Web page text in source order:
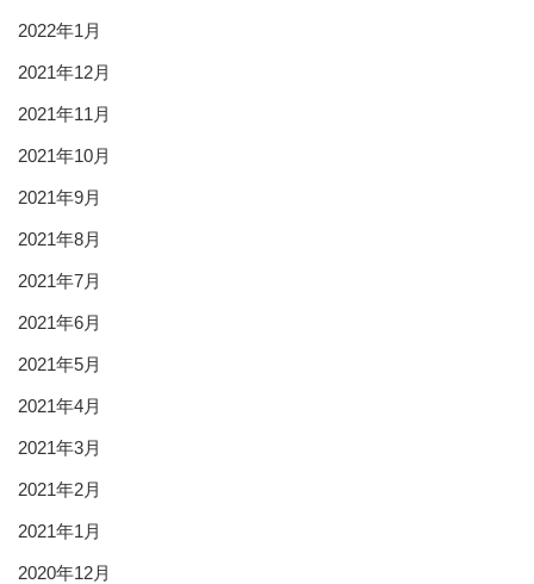
2022年1月
2021年12月
2021年11月
2021年10月
2021年9月
2021年8月
2021年7月
2021年6月
2021年5月
2021年4月
2021年3月
2021年2月
2021年1月
2020年12月